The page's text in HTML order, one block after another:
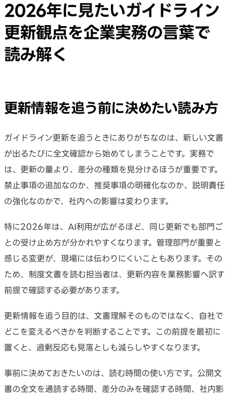
2026年に見たいガイドライン
更新観点を企業実務の言葉で
読み解く
更新情報を追う前に決めたい読み方
ガイドライン更新を追うときにありがちなのは、新しい文書
が出るたびに全文確認から始めてしまうことです。実務で
は、更新の量より、差分の種類を見分けるほうが重要です。
禁止事項の追加なのか、推奨事項の明確化なのか、説明責任
の強化なのかで、社内への影響は変わります。
特に2026年は、AI利用が広がるほど、同じ更新でも部門ご
との受け止め方が分かれやすくなります。管理部門が重要と
感じる変更が、現場には伝わりにくいこともあります。その
ため、制度文書を読む担当者は、更新内容を業務影響へ訳す
前提で確認する必要があります。
更新情報を追う目的は、文書理解そのものではなく、自社で
どこを変えるべきかを判断することです。この前提を最初に
置くと、過剰反応も見落としも減らしやすくなります。
事前に決めておきたいのは、読む時間の使い方です。公開文
書の全文を通読する時間、差分のみを確認する時間、社内影